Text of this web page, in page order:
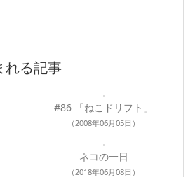
れる記事
#86 「ねこドリフト」
（2008年06月05日）
ネコの一日
（2018年06月08日）